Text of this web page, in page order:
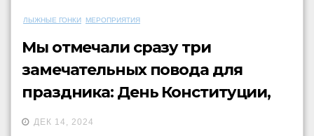
ЛЫЖНЫЕ ГОНКИ МЕРОПРИЯТИЯ
Мы отмечали сразу три
замечательных повода для
праздника: День Конституции,
открытие сезона катания на
ДЕК 14, 2024